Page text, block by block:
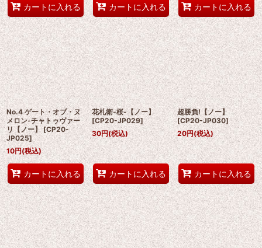
カートに入れる カートに入れる カートに入れる
No.4 ゲート・オブ・ヌ
メロン-チャトゥヴァー
リ【ノー】 [CP20-
JP025]
10円(税込)
カートに入れる
花札衛-桜-【ノー】
[CP20-JP029]
30円(税込)
カートに入れる
超勝負!【ノー】
[CP20-JP030]
20円(税込)
カートに入れる